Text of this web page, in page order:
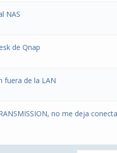
NAS
de Qnap
fuera de la LAN
no me deja